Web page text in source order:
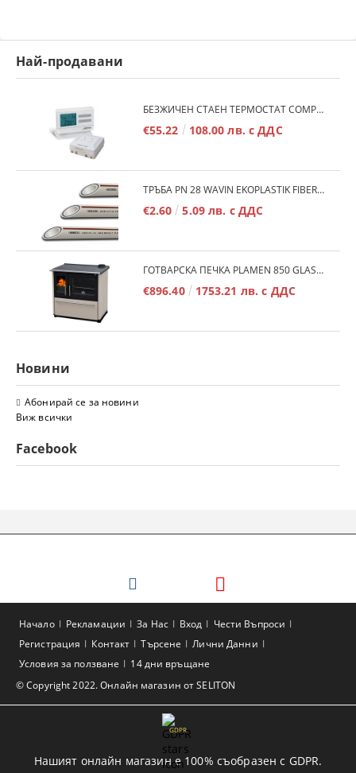
Най-продавани
БЕЗЖИЧЕН СТАЕН ТЕРМОСТАТ COMPUTHERM Q7RF
€55.22 108.00 лв. с ДДС
ТРЪБА PN 28 WAVIN EKOPLASTIK FIBER BASALT PLUS - 3М/БР.
€2.60 5.09 лв. с ДДС
ГОТВАРСКА ПЕЧКА PLAMEN 850 GLAS 11KW
€896.40 1753.21 лв. с ДДС
Новини
Абонирай се за новини
Виж всички
Facebook
© Copyright 2022. Онлайн магазин от SELITON
Начало Рекламации За Нас Вход
Чести Въпроси
Регистрация
Контакт Търсене
Лични Данни
Условия за ползване
14 дни връщане
GDPR
Нашият онлайн магазин е 100% съобразен с GDPR.